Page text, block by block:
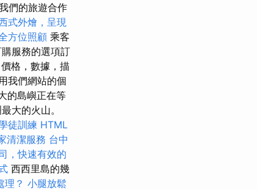
們的旅遊合作
式外燴，呈現
方位照顧 乘客
服務的選項訂
格，數據，描
我們網站的個
的島嶼正在等
大的火山。
徒訓練 HTML
清潔服務 台中
，快速有效的
西西里島的幾
理？ 小腿放鬆